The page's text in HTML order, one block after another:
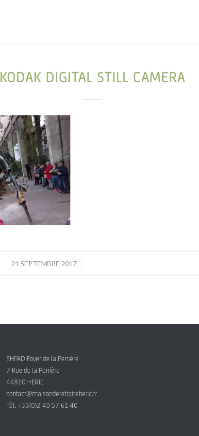
KODAK DIGITAL STILL CAMERA
21 SEPTEMBRE 2017
/
EHPAD Foyer de la Perrière
7 Rue de la Perrière
44810 HERIC
contact@maisonderetraiteheric.fr
Tél. +33(0)2 40 57 61 40